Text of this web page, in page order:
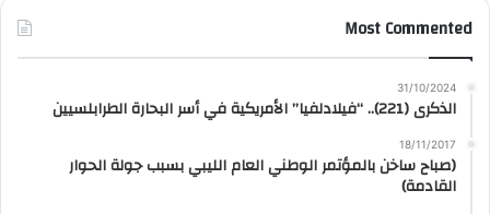
Most Commented
31/10/2024
الذكرى (221).. “فيلادلفيا” الأمريكية في أسر البحارة الطرابلسيين
18/11/2017
(صباح ساخن بالمؤتمر الوطني العام الليبي بسبب جولة الحوار
القادمة)